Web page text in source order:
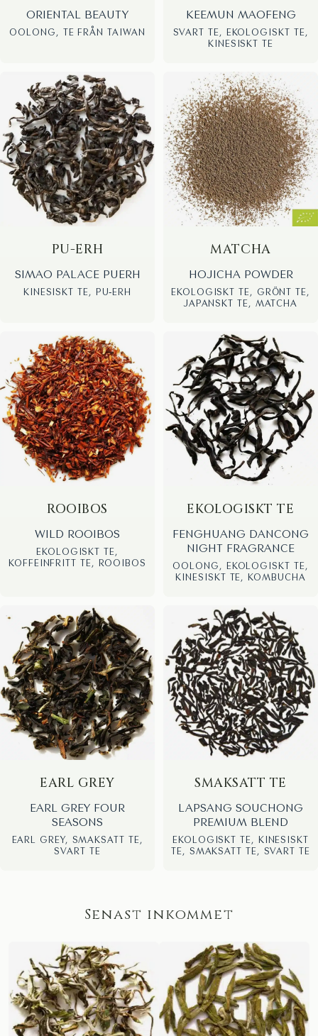
ORIENTAL BEAUTY
OOLONG, TE FRÅN TAIWAN
KEEMUN MAOFENG
SVART TE, EKOLOGISKT TE,
KINESISKT TE
PU-ERH
SIMAO PALACE PUERH
KINESISKT TE, PU-ERH
MATCHA
HOJICHA POWDER
EKOLOGISKT TE, GRÖNT TE,
JAPANSKT TE, MATCHA
ROOIBOS
WILD ROOIBOS
EKOLOGISKT TE,
KOFFEINFRITT TE, ROOIBOS
EKOLOGISKT TE
FENGHUANG DANCONG
NIGHT FRAGRANCE
OOLONG, EKOLOGISKT TE,
KINESISKT TE, KOMBUCHA
EARL GREY
EARL GREY FOUR
SEASONS
EARL GREY, SMAKSATT TE,
SVART TE
SMAKSATT TE
LAPSANG SOUCHONG
PREMIUM BLEND
EKOLOGISKT TE, KINESISKT
TE, SMAKSATT TE, SVART TE
Senast inkommet